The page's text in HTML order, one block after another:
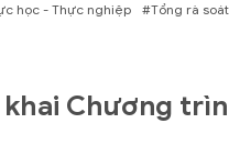
học - Thực nghiệp #Tổng rà
Chương